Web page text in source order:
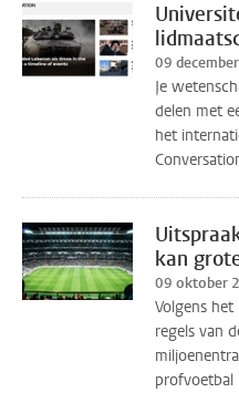
09
Je
delen met
het
kan
09 oktober
Volgens
regels van
profvoetbal